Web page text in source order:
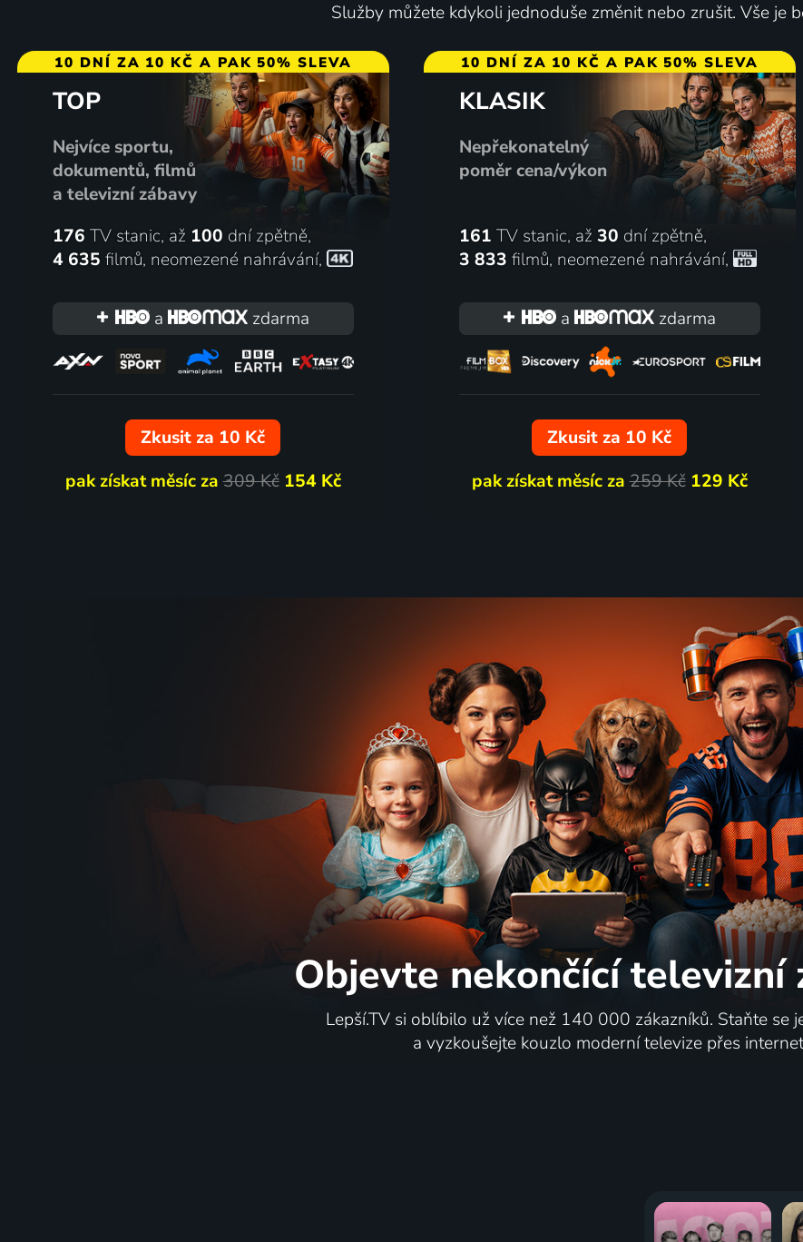
Služby můžete kdykoli jednoduše změnit nebo zrušit. Vše je
10 DNÍ ZA 10 KČ A PAK 50% SLEVA
TOP
Nejvíce sportu,
dokumentů, filmů
a televizní zábavy
176 TV stanic, až 100 dní zpětně,
4 635 filmů, neomezené nahrávání,
a zdarma
Zkusit za 10 Kč
pak získat měsíc za309 Kč 154 Kč
10 DNÍ ZA 10 KČ A PAK 50% SLEVA
KLASIK
Nepřekonatelný
poměr cena/výkon
161 TV stanic, až 30 dní zpětně,
3 833 filmů, neomezené nahrávání,
a zdarma
Zkusit za 10 Kč
pak získat měsíc za259 Kč 129 Kč
Objevte nekončící televizní
Lepší.TV si oblíbilo už více než 140 000 zákazníků. Staňte se
a vyzkoušejte kouzlo moderní televize přes